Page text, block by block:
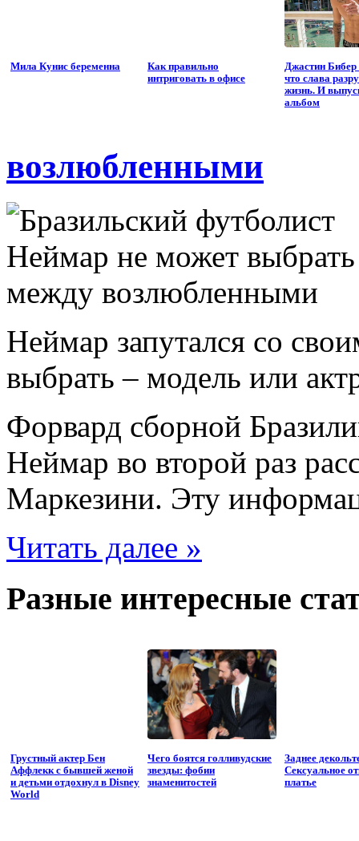
Мила Кунис беременна
Как правильно
интриговать в офисе
Джастин Бибер
что слава
жизнь. И
альбом
возлюбленными
Неймар запутался со
выбрать – модель или
Форвард сборной
Неймар во второй раз
Маркезини. Эту
Читать далее »
Разные интересные
Грустный актер Бен
Аффлекк с бывшей женой
и детьми отдохнул в Disney
World
Чего боятся голливудские
звезды: фобии
знаменитостей
Заднее
Ceксуальное
платье